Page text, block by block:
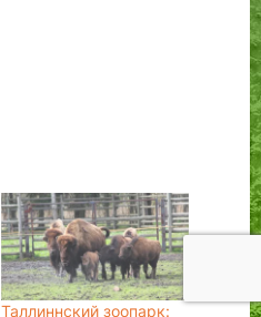
Таллиннский зоопарк: